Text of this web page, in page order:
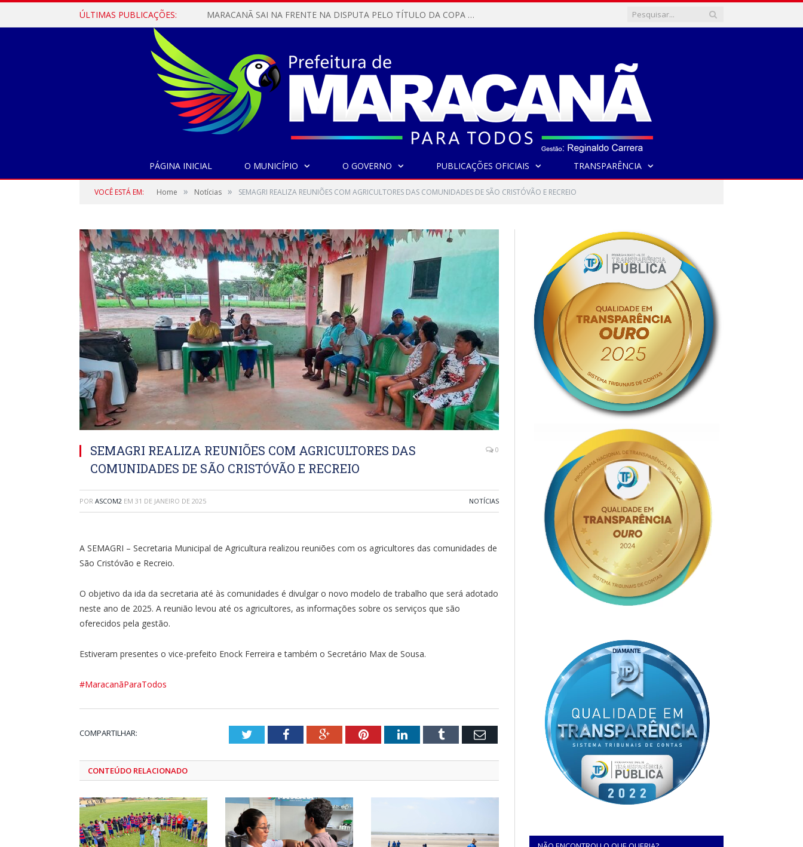
ÚLTIMAS PUBLICAÇÕES: MARACANÃ SAI NA FRENTE NA DISPUTA PELO TÍTULO DA COPA PARÁ SUB-17!
PÁGINA INICIAL O MUNICÍPIO O GOVERNO PUBLICAÇÕES OFICIAIS TRANSPARÊNCIA
VOCÊ ESTÁ EM: Home » Notícias » SEMAGRI REALIZA REUNIÕES COM AGRICULTORES DAS COMUNIDADES DE SÃO CRISTÓVÃO E RECREIO
SEMAGRI REALIZA REUNIÕES COM AGRICULTORES DAS
COMUNIDADES DE SÃO CRISTÓVÃO E RECREIO
0
POR ASCOM2 EM 31 DE JANEIRO DE 2025 NOTÍCIAS
A SEMAGRI – Secretaria Municipal de Agricultura realizou reuniões com os agricultores das comunidades de
São Cristóvão e Recreio.
O objetivo da ida da secretaria até às comunidades é divulgar o novo modelo de trabalho que será adotado
neste ano de 2025. A reunião levou até os agricultores, as informações sobre os serviços que são
oferecidos pela gestão.
Estiveram presentes o vice-prefeito Enock Ferreira e também o Secretário Max de Sousa.
#MaracanãParaTodos
COMPARTILHAR: TwitterFacebookGoogle+PinterestLinkedInTumblr Email
CONTEÚDO RELACIONADO